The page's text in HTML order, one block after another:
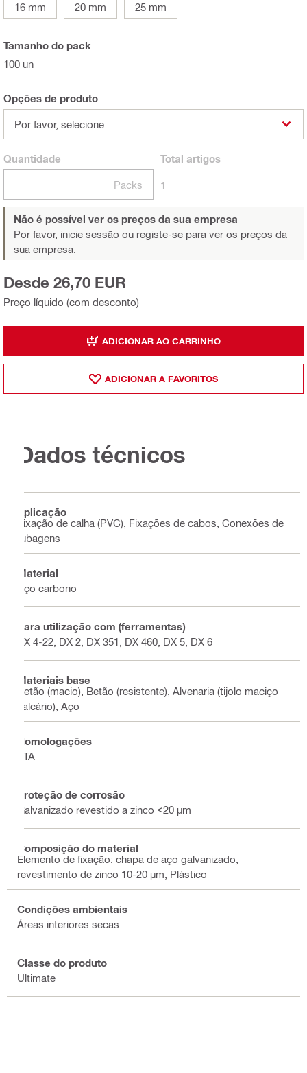
16 mm
20 mm 25 mm
Tamanho do pack
100 un
Opções de produto
Por favor, selecione
Quantidade
Packs
Total artigos
1
Não é possível ver os preços da sua empresa
Por favor, inicie sessão ou registe-se para ver os preços da
sua empresa.
Preço líquido (com desconto)
Desde 26,70 EUR
ADICIONAR AO CARRINHO
ADICIONAR A FAVORITOS
Dados técnicos
Aplicação
Fixação de calha (PVC), Fixações de cabos, Conexões de
tubagens
Material
Aço carbono
Para utilização com (ferramentas)
BX 4-22, DX 2, DX 351, DX 460, DX 5, DX 6
Materiais base
Betão (macio), Betão (resistente), Alvenaria (tijolo maciço
calcário), Aço
Homologações
ETA
Proteção de corrosão
Galvanizado revestido a zinco <20 µm
Composição do material
Elemento de fixação: chapa de aço galvanizado,
revestimento de zinco 10-20 µm, Plástico
Condições ambientais
Áreas interiores secas
Classe do produto
Ultimate